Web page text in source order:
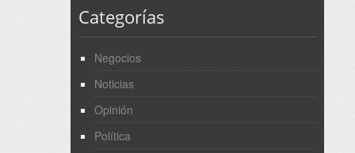
Categorías
Negocios
Noticias
Opinión
Política